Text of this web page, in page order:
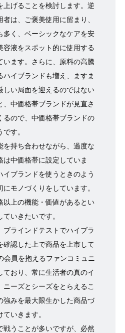
上げることを検討します。逆
は、ご褒美使用に留まり、
多く、ベーシックなケアを安
容液をスポット的に使用する
います。さらに、原料の高騰
イブランドも増え、ますま
しい局面を迎えるのではない
中価格帯ブランドが見直さ
るので、中価格帯ブランドの
す。
を持ち合わせながら、過度な
中価格帯に設定していま
ブランドを使うときのよう
モノづくりをしています。
以上の機能・価値があるとい
いきたいです。
ブラインドテストでハイブラ
確認した上で商品を上市して
会員を抱えるファンコミュニ
おり、常に生活者の真のイ
ニーズとシーズをとらえるこ
強みを最大限生かした商品づ
いきます。
戦うことが多いですが、必然